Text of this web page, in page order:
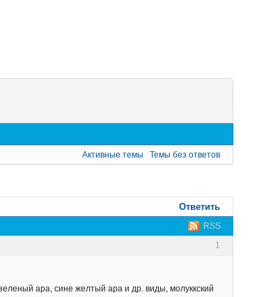
Активные темы Темы без ответов
Ответить
RSS
1
ара, сине желтый ара и др. виды, молуккский